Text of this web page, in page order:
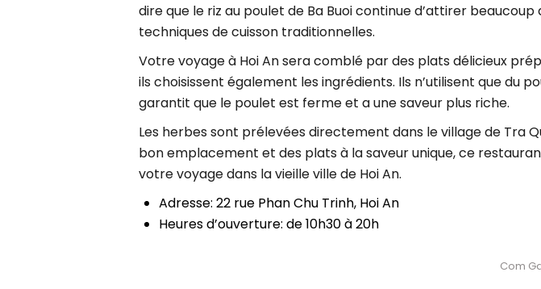
dire que le riz au poulet de Ba Buoi continue d’attirer
techniques de cuisson traditionnelles.
Votre voyage à Hoi An sera comblé par des plats délicieux
ils choisissent également les ingrédients. Ils n’utilisent que du
garantit que le poulet est ferme et a une saveur plus riche.
Les herbes sont prélevées directement dans le village de Tra
bon emplacement et des plats à la saveur unique, ce
votre voyage dans la vieille ville de Hoi An.
Adresse: 22 rue Phan Chu Trinh, Hoi An
Heures d’ouverture: de 10h30 à 20h
Com